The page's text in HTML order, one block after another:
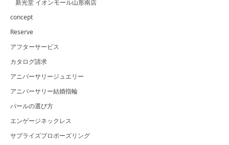
新光堂 イオンモール山形南店
concept
Reserve
アフターサービス
カタログ請求
アニバーサリージュエリー
アニバーサリー結婚指輪
パールの選び方
エンゲージネックレス
サプライズプロポーズリング